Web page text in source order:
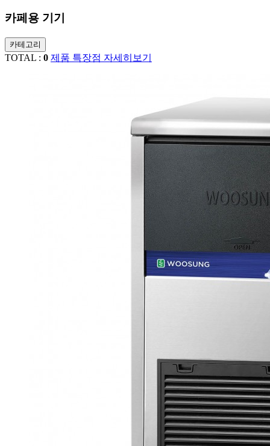
카페용 기기
카테고리
TOTAL : 0 제품 특장점 자세히보기